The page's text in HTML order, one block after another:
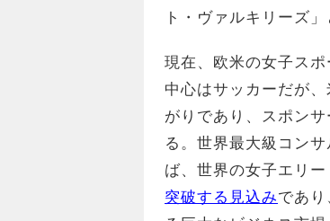
ト・ヴァルキリーズ
現在、欧米の女子ス
中心はサッカーだが
がりであり、スポン
る。世界最大級コン
ば、世界の女子エリ
突破する見込みであ